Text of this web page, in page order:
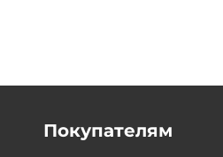
Покупателям